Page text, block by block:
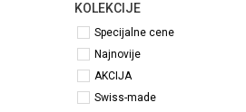
KOLEKCIJE
Specijalne cene
Najnovije
AKCIJA
Swiss-made